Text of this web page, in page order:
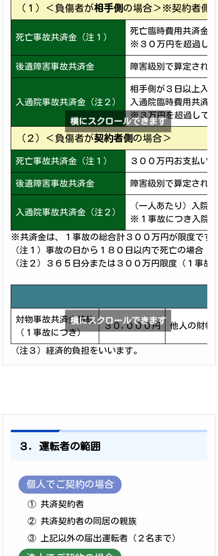
（１）＜負傷者が相手側 の場合＞※契約者側
死亡事故共済金（注１）
死亡臨時費用共済金
※３０万円を超過し
後遺障害事故共済金 障害級別で算定され
入通院事故共済金（注２）
相手側が３日以上入
入通院臨時費用共済
※３万円を超過して
（２）＜負傷者が契約者側 の場合＞
死亡事故共済金（注１） ３００万円お支払い
後遺障害事故共済金 障害級別で算定され
入通院事故共済金（注２）
（一人あたり）入
※１事故につき入院
※共済金は、１事故の総合計３００万円が限度です
（注１）事故の日から１８０日以内で死亡の場合（
（注２）３６５日分または３００万円限度（１事故
横にスクロールできます
対物事故共済金特約
（１事故につき）
３０,０００円 他人の財物
（注３）経済的負担をいいます。
横にスクロールできます
３．運転者の範囲
個人でご契約の場合
① 共済契約者
② 共済契約者の同居の親族
③ 上記以外の届出運転者（２名まで）